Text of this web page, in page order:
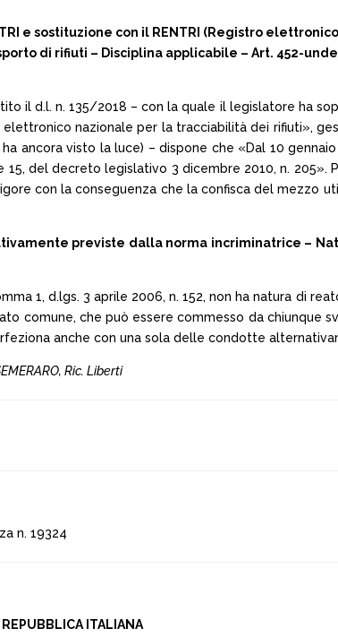
e sostituzione con il RENTRI (Registro
di rifiuti – Disciplina applicabile – Art. 452-
il d.l. n. 135/2018 – con la quale il legislatore ha
nazionale per la tracciabilità dei rifiuti»,
ancora visto la luce) – dispone che «Dal 10
del decreto legislativo 3 dicembre 2010, n. 205».
con la conseguenza che la confisca del mezzo
previste dalla norma incriminatrice –
1, d.lgs. 3 aprile 2006, n. 152, non ha natura di
comune, che può essere commesso da
anche con una sola delle condotte
Ric. Liberti
n. 19324
REPUBBLICA ITALIANA